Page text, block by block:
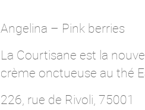
Angelina – Pink berries
La Courtisane est la
crème onctueuse au thé
226, rue de Rivoli, 75001